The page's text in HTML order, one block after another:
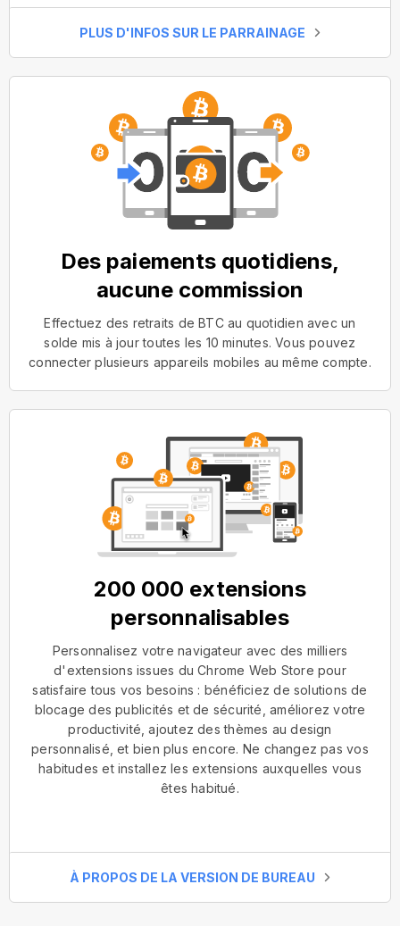
PLUS D'INFOS SUR LE PARRAINAGE
Des paiements quotidiens,
aucune commission
Effectuez des retraits de BTC au quotidien avec un
solde mis à jour toutes les 10 minutes. Vous pouvez
connecter plusieurs appareils mobiles au même compte.
200 000 extensions
personnalisables
Personnalisez votre navigateur avec des milliers
d'extensions issues du Chrome Web Store pour
satisfaire tous vos besoins : bénéficiez de solutions de
blocage des publicités et de sécurité, améliorez votre
productivité, ajoutez des thèmes au design
personnalisé, et bien plus encore. Ne changez pas vos
habitudes et installez les extensions auxquelles vous
êtes habitué.
À PROPOS DE LA VERSION DE BUREAU